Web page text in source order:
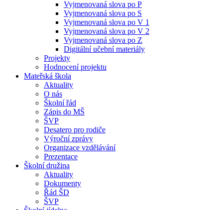
Vyjmenovaná slova po P
Vyjmenovaná slova po S
Vyjmenovaná slova po V 1
Vyjmenovaná slova po V 2
Vyjmenovaná slova po Z
Digitální učební materiály
Projekty
Hodnocení projektu
Mateřská škola
Aktuality
O nás
Školní řád
Zápis do MŠ
ŠVP
Desatero pro rodiče
Výroční zprávy
Organizace vzdělávání
Prezentace
Školní družina
Aktuality
Dokumenty
Řád ŠD
ŠVP